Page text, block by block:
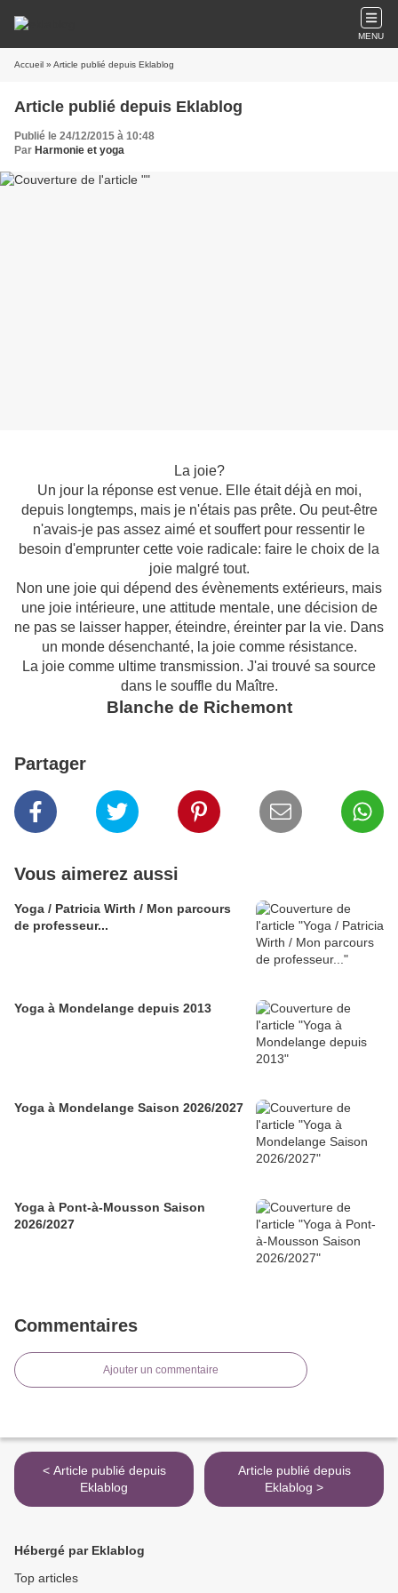
MENU
Accueil » Article publié depuis Eklablog
Article publié depuis Eklablog
Publié le 24/12/2015 à 10:48
Par Harmonie et yoga
La joie?
Un jour la réponse est venue. Elle était déjà en moi,
depuis longtemps, mais je n'étais pas prête. Ou peut-être
n'avais-je pas assez aimé et souffert pour ressentir le
besoin d'emprunter cette voie radicale: faire le choix de la
joie malgré tout.
Non une joie qui dépend des évènements extérieurs, mais
une joie intérieure, une attitude mentale, une décision de
ne pas se laisser happer, éteindre, éreinter par la vie. Dans
un monde désenchanté, la joie comme résistance.
La joie comme ultime transmission. J'ai trouvé sa source
dans le souffle du Maître.
Blanche de Richemont
Partager
Vous aimerez aussi
Yoga / Patricia Wirth / Mon parcours
de professeur...
Yoga à Mondelange depuis 2013
Yoga à Mondelange Saison 2026/2027
Yoga à Pont-à-Mousson Saison
2026/2027
Commentaires
Ajouter un commentaire
< Article publié depuis
Eklablog
Article publié depuis
Eklablog >
Hébergé par Eklablog
Top articles